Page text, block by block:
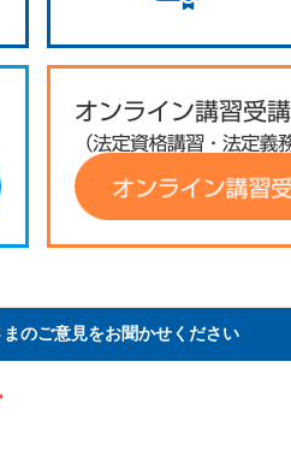
のご意見をお聞かせください